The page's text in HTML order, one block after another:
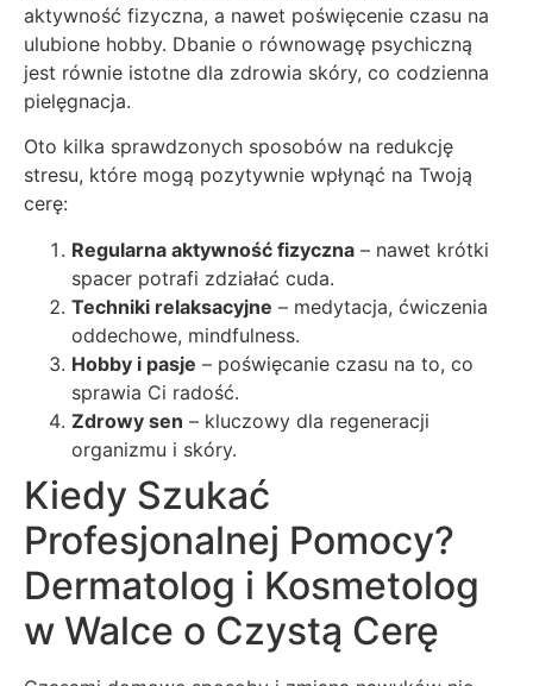
aktywność fizyczna, a nawet poświęcenie czasu na
ulubione hobby. Dbanie o równowagę psychiczną
jest równie istotne dla zdrowia skóry, co codzienna
pielęgnacja.
Oto kilka sprawdzonych sposobów na redukcję
stresu, które mogą pozytywnie wpłynąć na Twoją
cerę:
Regularna aktywność fizyczna – nawet krótki
spacer potrafi zdziałać cuda.
Techniki relaksacyjne – medytacja, ćwiczenia
oddechowe, mindfulness.
Hobby i pasje – poświęcanie czasu na to, co
sprawia Ci radość.
Zdrowy sen – kluczowy dla regeneracji
organizmu i skóry.
Kiedy Szukać
Profesjonalnej Pomocy?
Dermatolog i Kosmetolog
w Walce o Czystą Cerę